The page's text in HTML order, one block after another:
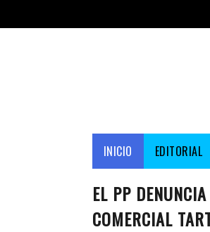
INICIO EDITORIAL
EL PP
COMERCIAL